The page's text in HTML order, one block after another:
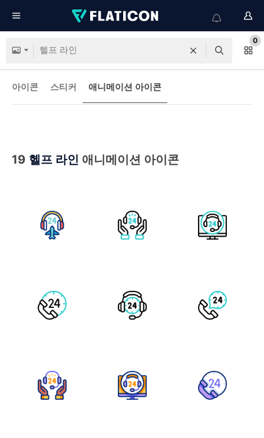
0
아이콘 스티커 애니메이션 아이콘
19 헬프 라인 애니메이션 아이콘